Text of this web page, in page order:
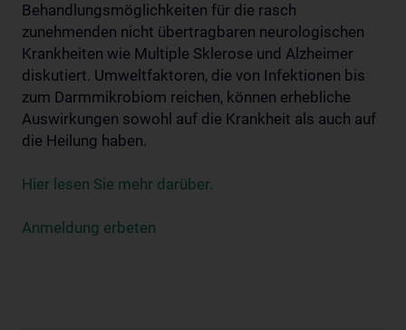
Behandlungsmöglichkeiten für die rasch
zunehmenden nicht übertragbaren neurologischen
Krankheiten wie Multiple Sklerose und Alzheimer
diskutiert. Umweltfaktoren, die von Infektionen bis
zum Darmmikrobiom reichen, können erhebliche
Auswirkungen sowohl auf die Krankheit als auch auf
die Heilung haben.
Hier lesen Sie mehr darüber.
Anmeldung erbeten